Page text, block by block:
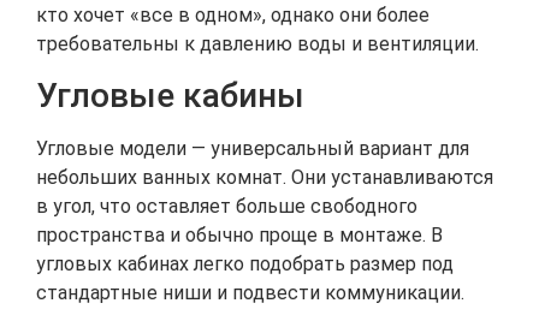
кто хочет «все в одном», однако они более
требовательны к давлению воды и вентиляции.
Угловые кабины
Угловые модели — универсальный вариант для
небольших ванных комнат. Они устанавливаются
в угол, что оставляет больше свободного
пространства и обычно проще в монтаже. В
угловых кабинах легко подобрать размер под
стандартные ниши и подвести коммуникации.